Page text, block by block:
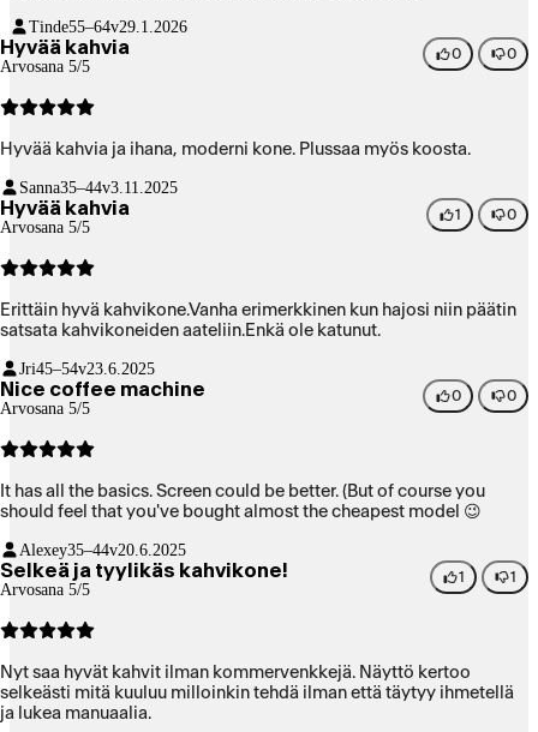
Tinde55–64v29.1.2026
Hyvää kahvia
Arvosana 5/5
0 0
Hyvää kahvia ja ihana, moderni kone. Plussaa myös koosta.
Sanna35–44v3.11.2025
Hyvää kahvia
Arvosana 5/5
1 0
Erittäin hyvä kahvikone.Vanha erimerkkinen kun hajosi niin päätin
satsata kahvikoneiden aateliin.Enkä ole katunut.
Jri45–54v23.6.2025
Nice coffee machine
Arvosana 5/5
0 0
It has all the basics. Screen could be better. (But of course you
should feel that you've bought almost the cheapest model 😉
Alexey35–44v20.6.2025
Selkeä ja tyylikäs kahvikone!
Arvosana 5/5
1 1
Nyt saa hyvät kahvit ilman kommervenkkejä. Näyttö kertoo
selkeästi mitä kuuluu milloinkin tehdä ilman että täytyy ihmetellä
ja lukea manuaalia.